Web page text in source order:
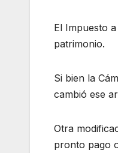
El Impuesto
patrimonio.
Si bien la
cambió ese
Otra
pronto pago